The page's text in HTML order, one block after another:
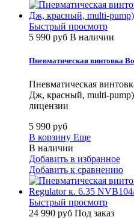
Быстрый просмотр
5 990 руб В наличии
Пневматическая винтовка
Пневматическая
Дж, красный, multi-
лицензии
5 990 руб
В корзину Еще
В наличии
Добавить в избранное
Добавить к сравнению
Быстрый просмотр
24 990 руб Под заказ